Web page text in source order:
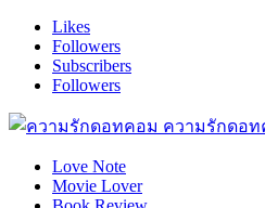
Likes
Followers
Subscribers
Followers
ความรักดอท
Love Note
Movie Lover